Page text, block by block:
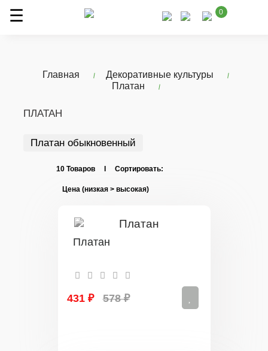
0
Главная
Декоративные культуры
Платан
ПЛАТАН
Платан обыкновенный
10 Товаров I Сортировать:
Платан
431 ₽ 578 ₽